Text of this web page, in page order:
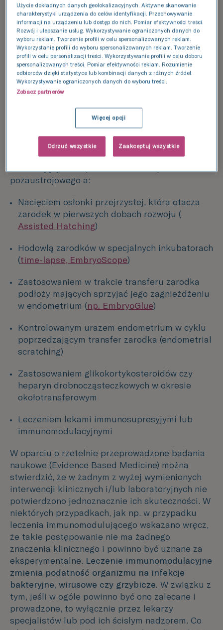
dobrze udokumentowana, a inne są jedynie
przesłankami lub spekulacjami autorów, nie
popartymi wiarygodnymi dowodami naukowymi.
Szczególnym zainteresowaniem cieszą się
badania dotyczące nawracających
niepowodzenień zapłodnienia pozaustrojowego.
Zagadnienie to obejmuje zarówno przypadki, w
których mimo kilku transferów prawidłowych
zarodków nie uzyskano ciąży, jak i te, kiedy ciążę
uzyskano, ale uległa ona poronieniu we wczesnej
fazie lub w późniejszych etapach jej rozwoju.
W takich sytuacjach badano związek między
pozaustrojowego a:
Nacięciem osłonki przejrzystej, która otacza
zarodek w pierwszych dobach rozwoju (
Assisted Hatching)
Hodowlą zarodków w specjalnych inkubatorach
(time-lapse, EmbryoScope)
Zastosowaniem w trakcie transferu zarodka
podłoży mających sprzyjać jego zagnieżdżeniu
w endometrium (np. EmbryoGlue)
Kontrolowanym urazem endometrium w cyklu
poprzedzającym transfer zarodka (endometrial
scratching)
Zastosowaniem glikokortykosteroidów czy
heparyn drobnocząsteczkowych w okresie
okołotransferowym
Leczeniem lekami immunosupresyjymi lub
immunomodulacyjnymi
W oparciu o rzetelnie przeprowadzone badania
naukowe (Evidence Based Medicine) można
stwierdzić, że w żadnym z wyżej wymienionych
interwencji klinicznych i/lub laboratoryjnych nie
potwierdzono jednoznacznie ich skuteczności. W
niektórych przypadkach, jak np. w przypadku
leczenia immunomodulującego wskazano wręcz,
że takie postępowanie nie ma żadnego
znaczenia klinicznego i powinno być uznane za
eksperymentalne. Leczenie immunomodulacyjne
zmienia podatność organizmu na infekcje
bakteryjne, wirusowe czy grzybicze. W związku z
tym, jeśli w ogóle powinno być ono zalecane i
prowadzone, to wyłącznie przez lekarzy
specjalistów lub pod ich ścisłym nadzorem. Co
Użycie dokładnych danych geolokalizacyjnych. Aktywne skanowanie
charakterystyki urządzenia do celów identyfikacji. Przechowywanie
informacji na urządzeniu lub dostęp do nich. Pomiar efektywności treści.
Rozwój i ulepszanie usług. Wykorzystywanie ograniczonych danych do
wyboru reklam. Tworzenie profili w celu spersonalizowanych reklam.
Wykorzystanie profili do wyboru spersonalizowanych reklam. Tworzenie
profili w celu personalizacji treści. Wykorzystywanie profili w celu doboru
spersonalizowanych treści. Pomiar efektywności reklam. Rozumienie
odbiorców dzięki statystyce lub kombinacji danych z różnych źródeł.
Wykorzystywanie ograniczonych danych do wyboru treści.
Zobacz partnerów
Więcej opcji
Odrzuć wszystkie Zaakceptuj wszystkie